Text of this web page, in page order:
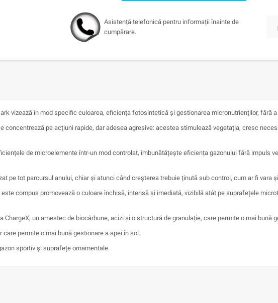
Asistență telefonică pentru informații înainte de
cumpărare.
vizează în mod specific culoarea, eficiența fotosintetică și gestionarea micronutrienților, fără
concentrează pe acțiuni rapide, dar adesea agresive: acestea stimulează vegetația, cresc
de microelemente într-un mod controlat, îmbunătățește eficiența gazonului fără impuls
pe tot parcursul anului, chiar și atunci când creșterea trebuie ținută sub control, cum ar fi vara
compus promovează o culoare închisă, intensă și imediată, vizibilă atât pe suprafețele
ChargeX, un amestec de biocărbune, acizi și o structură de granulație, care permite o mai bună
permite o mai bună gestionare a apei în sol.
sportiv și suprafețe ornamentale.